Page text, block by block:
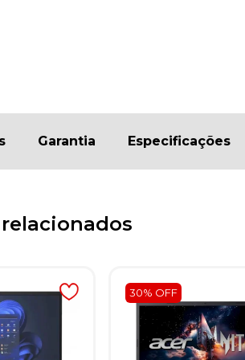
Garantia Especificações
30% OFF